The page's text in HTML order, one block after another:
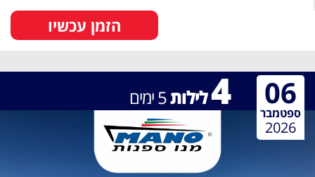
הזמן עכשיו
4לילות5ימים 06
ספטמבר
2026